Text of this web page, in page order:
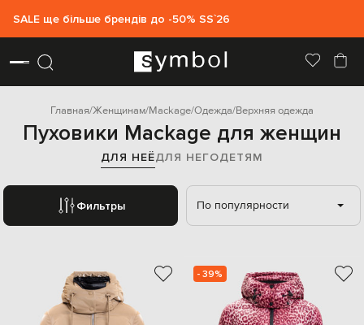
SALE ще більше брендів до -50% SS`26
Главная Женщинам Mackage Одежда Верхняя одежда
Пуховики Mackage для женщин
ДЛЯ НЕЁДЛЯ НЕГОДЕТЯМ
Фильтры По популярности
- 39%